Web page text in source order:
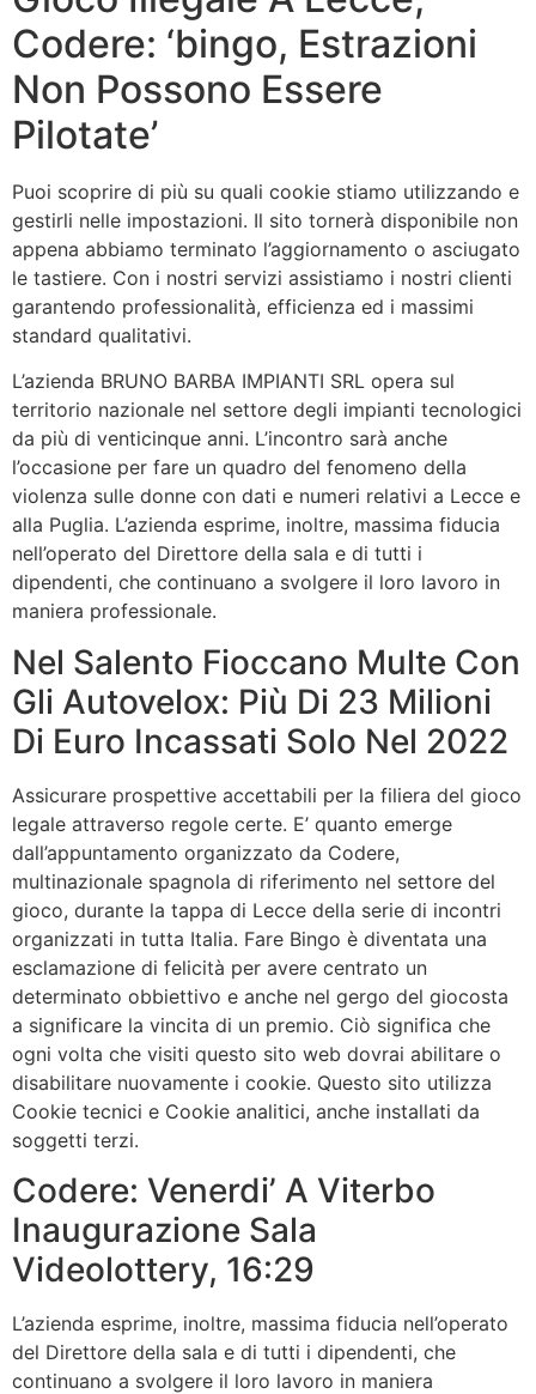
Codere: ‘bingo, Estrazioni
Non Possono Essere
Pilotate’
Puoi scoprire di più su quali cookie stiamo utilizzando e
gestirli nelle impostazioni. Il sito tornerà disponibile non
appena abbiamo terminato l’aggiornamento o asciugato
le tastiere. Con i nostri servizi assistiamo i nostri clienti
garantendo professionalità, efficienza ed i massimi
standard qualitativi.
L’azienda BRUNO BARBA IMPIANTI SRL opera sul
territorio nazionale nel settore degli impianti tecnologici
da più di venticinque anni. L’incontro sarà anche
l’occasione per fare un quadro del fenomeno della
violenza sulle donne con dati e numeri relativi a Lecce e
alla Puglia. L’azienda esprime, inoltre, massima fiducia
nell’operato del Direttore della sala e di tutti i
dipendenti, che continuano a svolgere il loro lavoro in
maniera professionale.
Nel Salento Fioccano Multe Con
Gli Autovelox: Più Di 23 Milioni
Di Euro Incassati Solo Nel 2022
Assicurare prospettive accettabili per la filiera del gioco
legale attraverso regole certe. E’ quanto emerge
dall’appuntamento organizzato da Codere,
multinazionale spagnola di riferimento nel settore del
gioco, durante la tappa di Lecce della serie di incontri
organizzati in tutta Italia. Fare Bingo è diventata una
esclamazione di felicità per avere centrato un
determinato obbiettivo e anche nel gergo del giocosta
a significare la vincita di un premio. Ciò significa che
ogni volta che visiti questo sito web dovrai abilitare o
disabilitare nuovamente i cookie. Questo sito utilizza
Cookie tecnici e Cookie analitici, anche installati da
soggetti terzi.
Codere: Venerdi’ A Viterbo
Inaugurazione Sala
Videolottery, 16:29
L’azienda esprime, inoltre, massima fiducia nell’operato
del Direttore della sala e di tutti i dipendenti, che
continuano a svolgere il loro lavoro in maniera